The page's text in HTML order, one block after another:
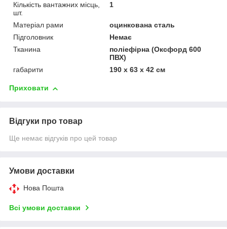
Кількість вантажних місць,
шт.
1
Матеріал рами
оцинкована сталь
Підголовник
Немає
Тканина
поліефірна (Оксфорд 600
ПВХ)
габарити
190 х 63 х 42 см
Приховати
Відгуки про товар
Ще немає відгуків про цей товар
Умови доставки
Нова Пошта
Всі умови доставки